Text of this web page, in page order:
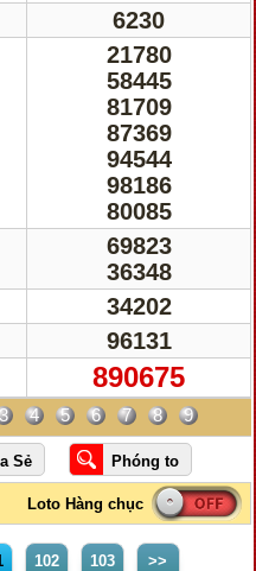
6230
21780
58445
81709
87369
94544
98186
80085
69823
36348
34202
96131
890675
3 4 5 6 7 8 9
102 103 >>